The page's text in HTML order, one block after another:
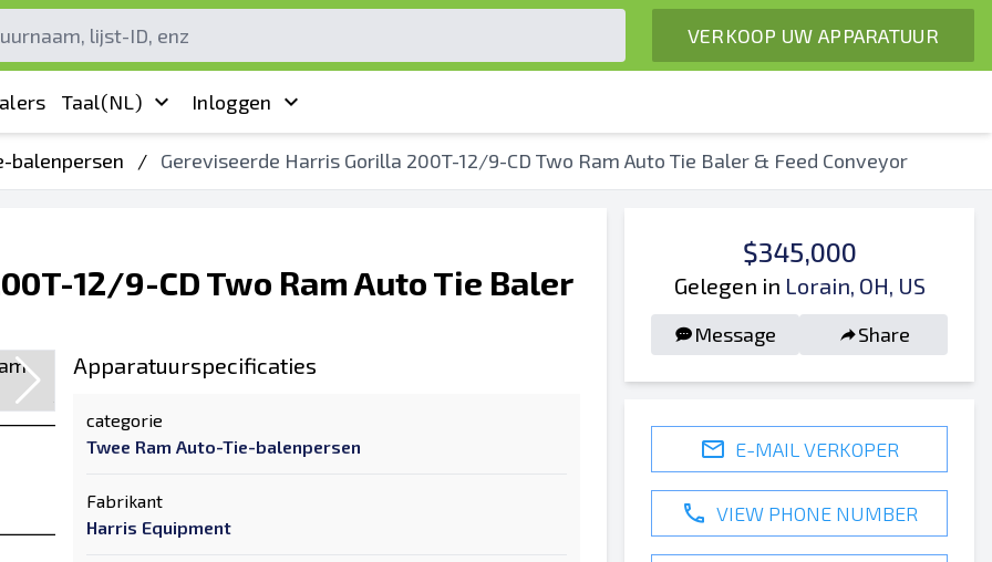
VERKOOP UW APPARATUUR
Taal(NL) Inloggen
balenpersen / Gereviseerde Harris Gorilla 200T-12/9-CD Two Ram Auto Tie Baler & Feed Conveyor
12/9-CD Two Ram Auto Tie Baler
Apparatuurspecificaties
categorie
Twee Ram Auto-Tie-balenpersen
Fabrikant
Harris Equipment
$345,000
Gelegen in Lorain, OH, US
Message Share
E-MAIL VERKOPER
VIEW PHONE NUMBER